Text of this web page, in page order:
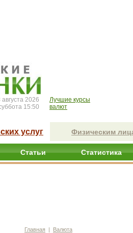
августа 2026
15:50
Лучшие курсы
валют
услуг Физическим
Статьи Статистика
Главная | Валюта